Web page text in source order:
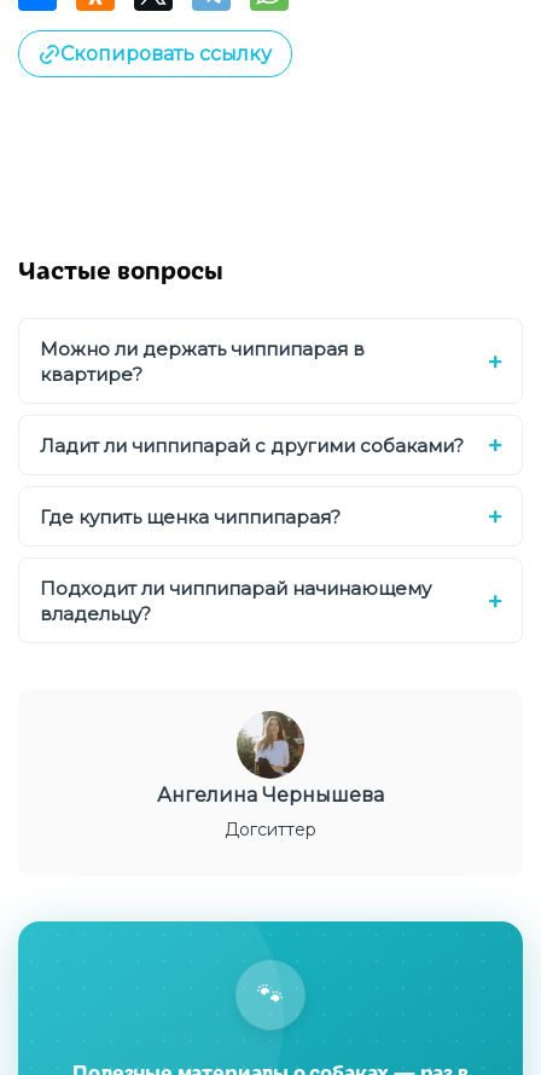
Скопировать ссылку
Частые вопросы
Можно ли держать чиппипарая в
квартире?
Ладит ли чиппипарай с другими собаками?
Где купить щенка чиппипарая?
Подходит ли чиппипарай начинающему
владельцу?
Ангелина Чернышева
Догситтер
🐾